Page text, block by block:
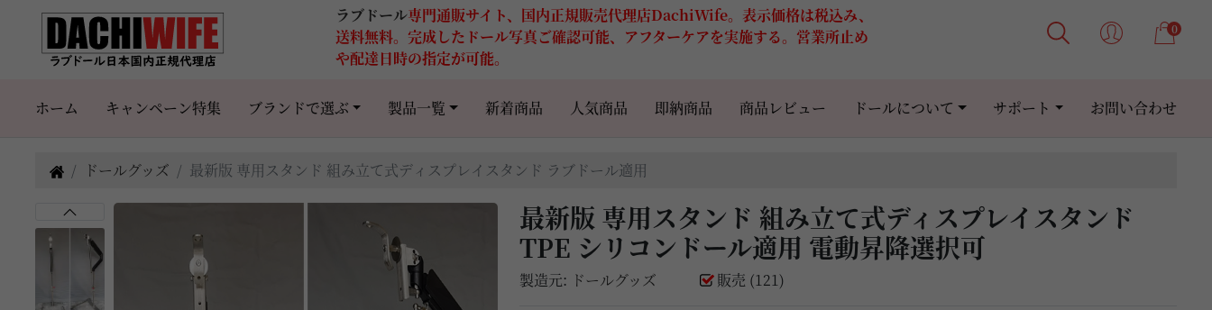
ラブドール専門通販サイト、国内正規販売代理店DachiWife。表示価格は税込み、
送料無料。完成したドール写真ご確認可能、アフターケアを実施する。営業所止め
や配達日時の指定が可能。
0
ホーム キャンペーン特集 ブランドで選ぶ 製品一覧 新着商品 人気商品 即納商品 商品レビュー ドールについて サポート お問い合わせ
ドールグッズ 最新版 専用スタンド 組み立て式ディスプレイスタンド ラブドール適用
最新版 専用スタンド 組み立て式ディスプレイスタンド
TPE シリコンドール適用 電動昇降選択可
製造元: ドールグッズ 販売 (121)